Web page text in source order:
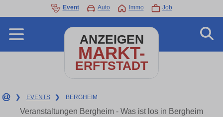
Event Auto Immo Job
ANZEIGEN
MARKT-
ERFTSTADT
❯ EVENTS ❯ BERGHEIM
Veranstaltungen Bergheim - Was ist los in Bergheim